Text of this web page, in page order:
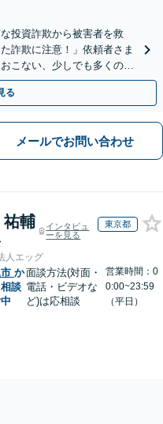
投資詐欺から被害者を救
詐欺に注意！」依頼者さま
こない、少しでも多くの返
る
メールでお問い合わせ
祐輔
インタビュ
ーを見る
東京都
人エッグ
か
談
面談方法(対面・
電話・ビデオな
ど)は応相談
営業時間：0
0:00~23:59
（平日）